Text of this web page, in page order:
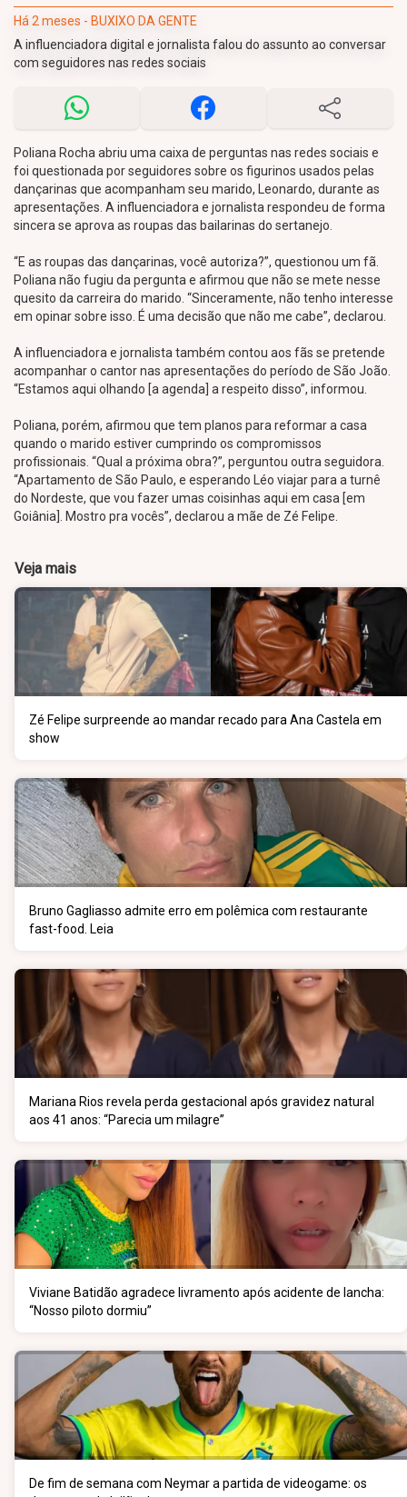
Há 2 meses - BUXIXO DA GENTE
A influenciadora digital e jornalista falou do assunto ao conversar
com seguidores nas redes sociais
Poliana Rocha abriu uma caixa de perguntas nas redes sociais e
foi questionada por seguidores sobre os figurinos usados pelas
dançarinas que acompanham seu marido, Leonardo, durante as
apresentações. A influenciadora e jornalista respondeu de forma
sincera se aprova as roupas das bailarinas do sertanejo.
“E as roupas das dançarinas, você autoriza?”, questionou um fã.
Poliana não fugiu da pergunta e afirmou que não se mete nesse
quesito da carreira do marido. “Sinceramente, não tenho interesse
em opinar sobre isso. É uma decisão que não me cabe”, declarou.
A influenciadora e jornalista também contou aos fãs se pretende
acompanhar o cantor nas apresentações do período de São João.
“Estamos aqui olhando [a agenda] a respeito disso”, informou.
Poliana, porém, afirmou que tem planos para reformar a casa
quando o marido estiver cumprindo os compromissos
profissionais. “Qual a próxima obra?”, perguntou outra seguidora.
“Apartamento de São Paulo, e esperando Léo viajar para a turnê
do Nordeste, que vou fazer umas coisinhas aqui em casa [em
Goiânia]. Mostro pra vocês”, declarou a mãe de Zé Felipe.
Veja mais
Zé Felipe surpreende ao mandar recado para Ana Castela em
show
Bruno Gagliasso admite erro em polêmica com restaurante
fast-food. Leia
Mariana Rios revela perda gestacional após gravidez natural
aos 41 anos: “Parecia um milagre”
Viviane Batidão agradece livramento após acidente de lancha:
“Nosso piloto dormiu”
De fim de semana com Neymar a partida de videogame: os